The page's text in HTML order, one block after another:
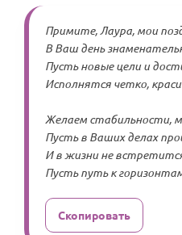
Примите, Лаура, мои
В Ваш день
Пусть новые цели и
Исполнятся четко,
Желаем стабильности,
Пусть в Ваших делах
И в жизни не
Пусть путь к
Скопировать